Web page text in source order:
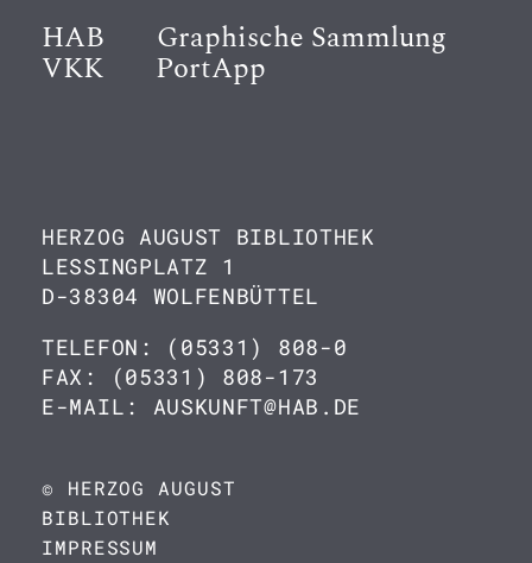
HAB Graphische Sammlung
VKK PortApp
HERZOG AUGUST BIBLIOTHEK
LESSINGPLATZ 1
D-38304 WOLFENBÜTTEL
TELEFON: (05331) 808-0
FAX: (05331) 808-173
E-MAIL: AUSKUNFT@HAB.DE
© HERZOG AUGUST
BIBLIOTHEK
IMPRESSUM